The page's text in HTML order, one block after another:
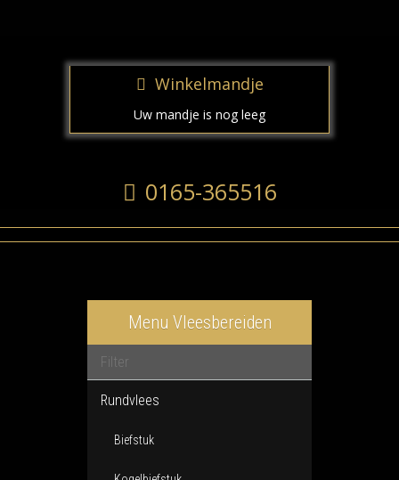
Winkelmandje
Uw mandje is nog leeg
0165-365516
Menu Vleesbereiden
Rundvlees
Biefstuk